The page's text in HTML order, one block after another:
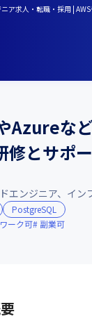
ア求人・転職・採用 |
Azureな
修とサポ
エンジニア、イン
PostgreSQL
ーク可
副業可